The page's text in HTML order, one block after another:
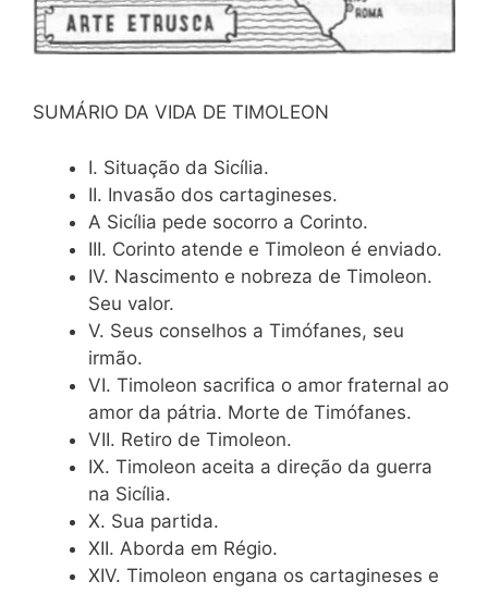
SUMÁRIO DA VIDA DE TIMOLEON
I. Situação da Sicília.
II. Invasão dos cartagineses.
A Sicília pede socorro a Corinto.
III. Corinto atende e Timoleon é enviado.
IV. Nascimento e nobreza de Timoleon.
Seu valor.
V. Seus conselhos a Timófanes, seu
irmão.
VI. Timoleon sacrifica o amor fraternal ao
amor da pátria. Morte de Timófanes.
VII. Retiro de Timoleon.
IX. Timoleon aceita a direção da guerra
na Sicília.
X. Sua partida.
XII. Aborda em Régio.
XIV. Timoleon engana os cartagineses e